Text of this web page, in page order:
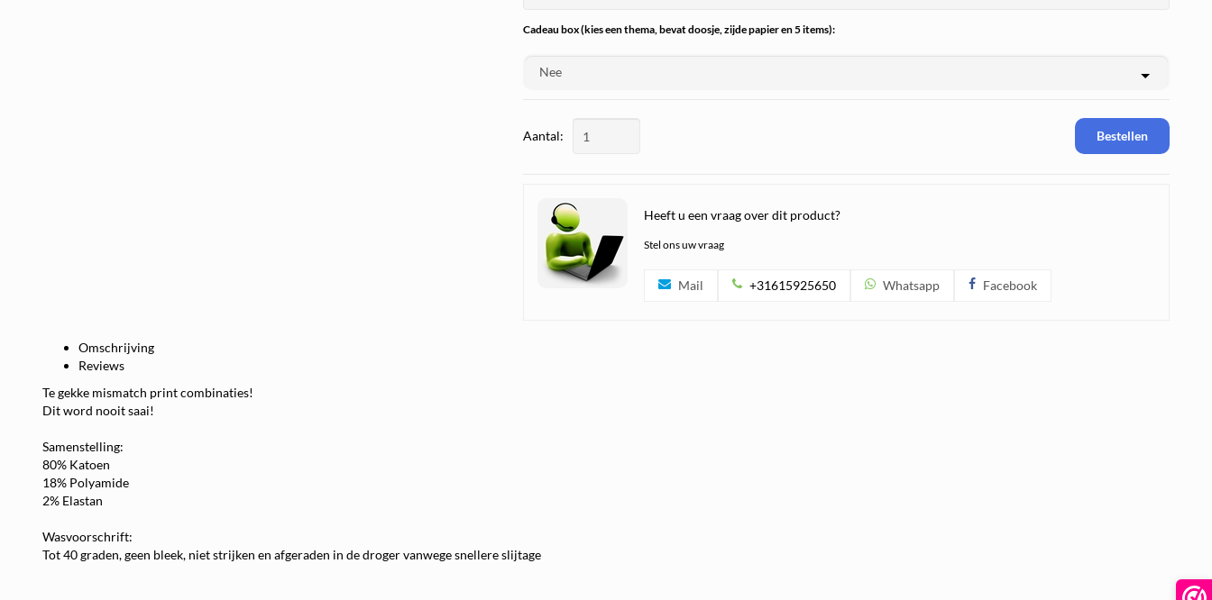
Cadeau box (kies een thema, bevat doosje, zijde papier en 5 items):
Aantal: Bestellen
Heeft u een vraag over dit product?
Stel ons uw vraag
Mail +31615925650 Whatsapp Facebook
Omschrijving
Reviews
Te gekke mismatch print combinaties!
Dit word nooit saai!
Samenstelling:
80% Katoen
18% Polyamide
2% Elastan
Wasvoorschrift:
Tot 40 graden, geen bleek, niet strijken en afgeraden in de droger vanwege snellere slijtage